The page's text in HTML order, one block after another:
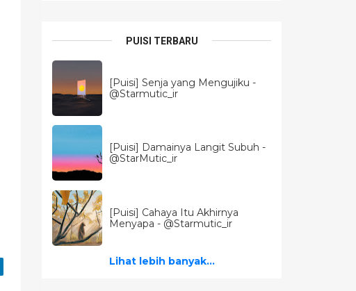
PUISI TERBARU
[Puisi] Senja yang Mengujiku -
@Starmutic_ir
[Puisi] Damainya Langit Subuh -
@StarMutic_ir
[Puisi] Cahaya Itu Akhirnya
Menyapa - @Starmutic_ir
Lihat lebih banyak...